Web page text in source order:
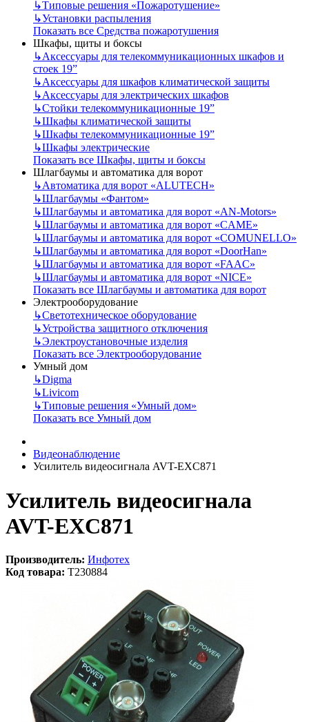
↳Типовые решения «Пожаротушение»
↳Установки распыления
Показать все Средства пожаротушения
Шкафы, щиты и боксы
↳Аксессуары для телекоммуникационных шкафов и
стоек 19”
↳Аксессуары для шкафов климатической защиты
↳Аксессуары для электрических шкафов
↳Стойки телекоммуникационные 19”
↳Шкафы климатической защиты
↳Шкафы телекоммуникационные 19”
↳Шкафы электрические
Показать все Шкафы, щиты и боксы
Шлагбаумы и автоматика для ворот
↳Автоматика для ворот «ALUTECH»
↳Шлагбаумы «Фантом»
↳Шлагбаумы и автоматика для ворот «AN-Motors»
↳Шлагбаумы и автоматика для ворот «CAME»
↳Шлагбаумы и автоматика для ворот «COMUNELLO»
↳Шлагбаумы и автоматика для ворот «DoorHan»
↳Шлагбаумы и автоматика для ворот «FAAC»
↳Шлагбаумы и автоматика для ворот «NICE»
Показать все Шлагбаумы и автоматика для ворот
Электрооборудование
↳Светотехническое оборудование
↳Устройства защитного отключения
↳Электроустановочные изделия
Показать все Электрооборудование
Умный дом
↳Digma
↳Livicom
↳Типовые решения «Умный дом»
Показать все Умный дом
Видеонаблюдение
Усилитель видеосигнала AVT-EXC871
Усилитель видеосигнала
AVT-EXC871
Производитель: Инфотех
Код товара: T230884